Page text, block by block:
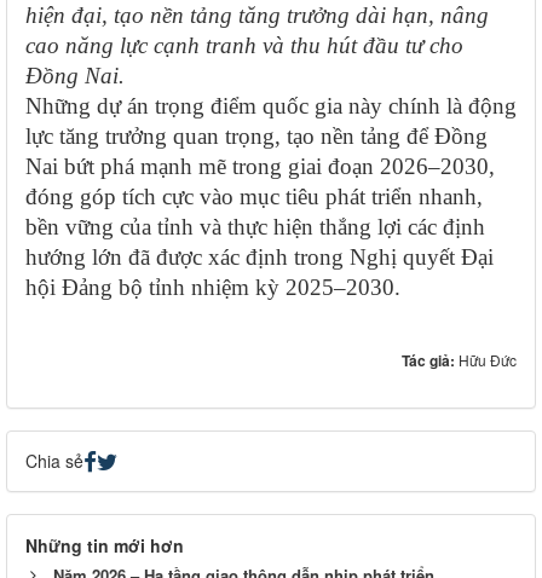
hiện đại, tạo nền tảng tăng trưởng dài hạn, nâng
cao năng lực cạnh tranh và thu hút đầu tư cho
Đồng Nai.
Những dự án trọng điểm quốc gia này chính là động
lực tăng trưởng quan trọng, tạo nền tảng để Đồng
Nai bứt phá mạnh mẽ trong giai đoạn 2026–2030,
đóng góp tích cực vào mục tiêu phát triển nhanh,
bền vững của tỉnh và thực hiện thắng lợi các định
hướng lớn đã được xác định trong Nghị quyết Đại
hội Đảng bộ tỉnh nhiệm kỳ 2025–2030.
Tác giả: Hữu Đức
Chia sẻ
Những tin mới hơn